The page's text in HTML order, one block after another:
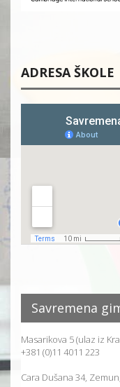
ADRESA ŠKOLE
Savremena
Masarikova 5 (ulaz iz
+381 (0)11 4011 223
Cara Dušana 34,